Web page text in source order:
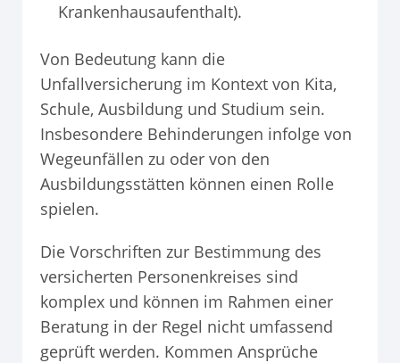
Krankenhausaufenthalt).
Von Bedeutung kann die
Unfallversicherung im Kontext von Kita,
Schule, Ausbildung und Studium sein.
Insbesondere Behinderungen infolge von
Wegeunfällen zu oder von den
Ausbildungsstätten können einen Rolle
spielen.
Die Vorschriften zur Bestimmung des
versicherten Personenkreises sind
komplex und können im Rahmen einer
Beratung in der Regel nicht umfassend
geprüft werden. Kommen Ansprüche